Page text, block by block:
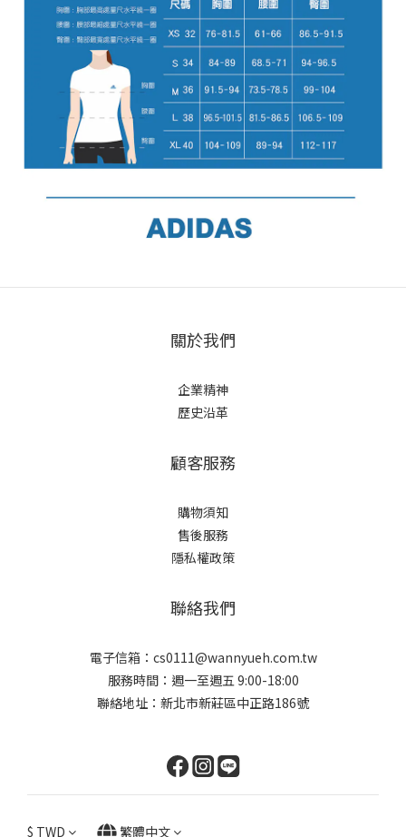
關於我們
企業精神
歷史沿革
顧客服務
購物須知
售後服務
隱私權政策
聯絡我們
電子信箱：cs0111@wannyueh.com.tw
服務時間：週一至週五 9:00-18:00
聯絡地址：新北市新莊區中正路186號
$ TWD 繁體中文